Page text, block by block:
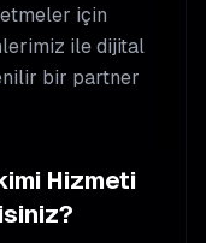
için
ile dijital
bir partner
Hizmeti